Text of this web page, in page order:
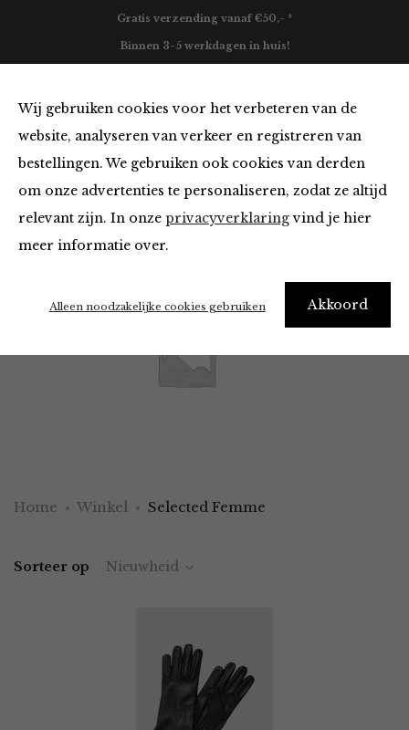
Wij gebruiken cookies voor het verbeteren van de
website, analyseren van verkeer en registreren van
bestellingen. We gebruiken ook cookies van derden
om onze advertenties te personaliseren, zodat ze altijd
relevant zijn. In onze privacyverklaringvind je hier
meer informatie over.
Akkoord
Alleen noodzakelijke cookies gebruiken
Gratis verzending vanaf €50,- *
Binnen 3-5 werkdagen in huis!
Selected Femme
Home Winkel Selected Femme
Sorteer op Nieuwheid